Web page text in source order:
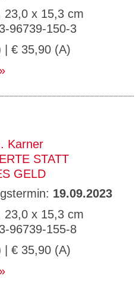
23,0 x 15,3 cm
96739-150-3
| € 35,90 (A)
Karner
STATT
GELD
19.09.2023
23,0 x 15,3 cm
96739-155-8
| € 35,90 (A)